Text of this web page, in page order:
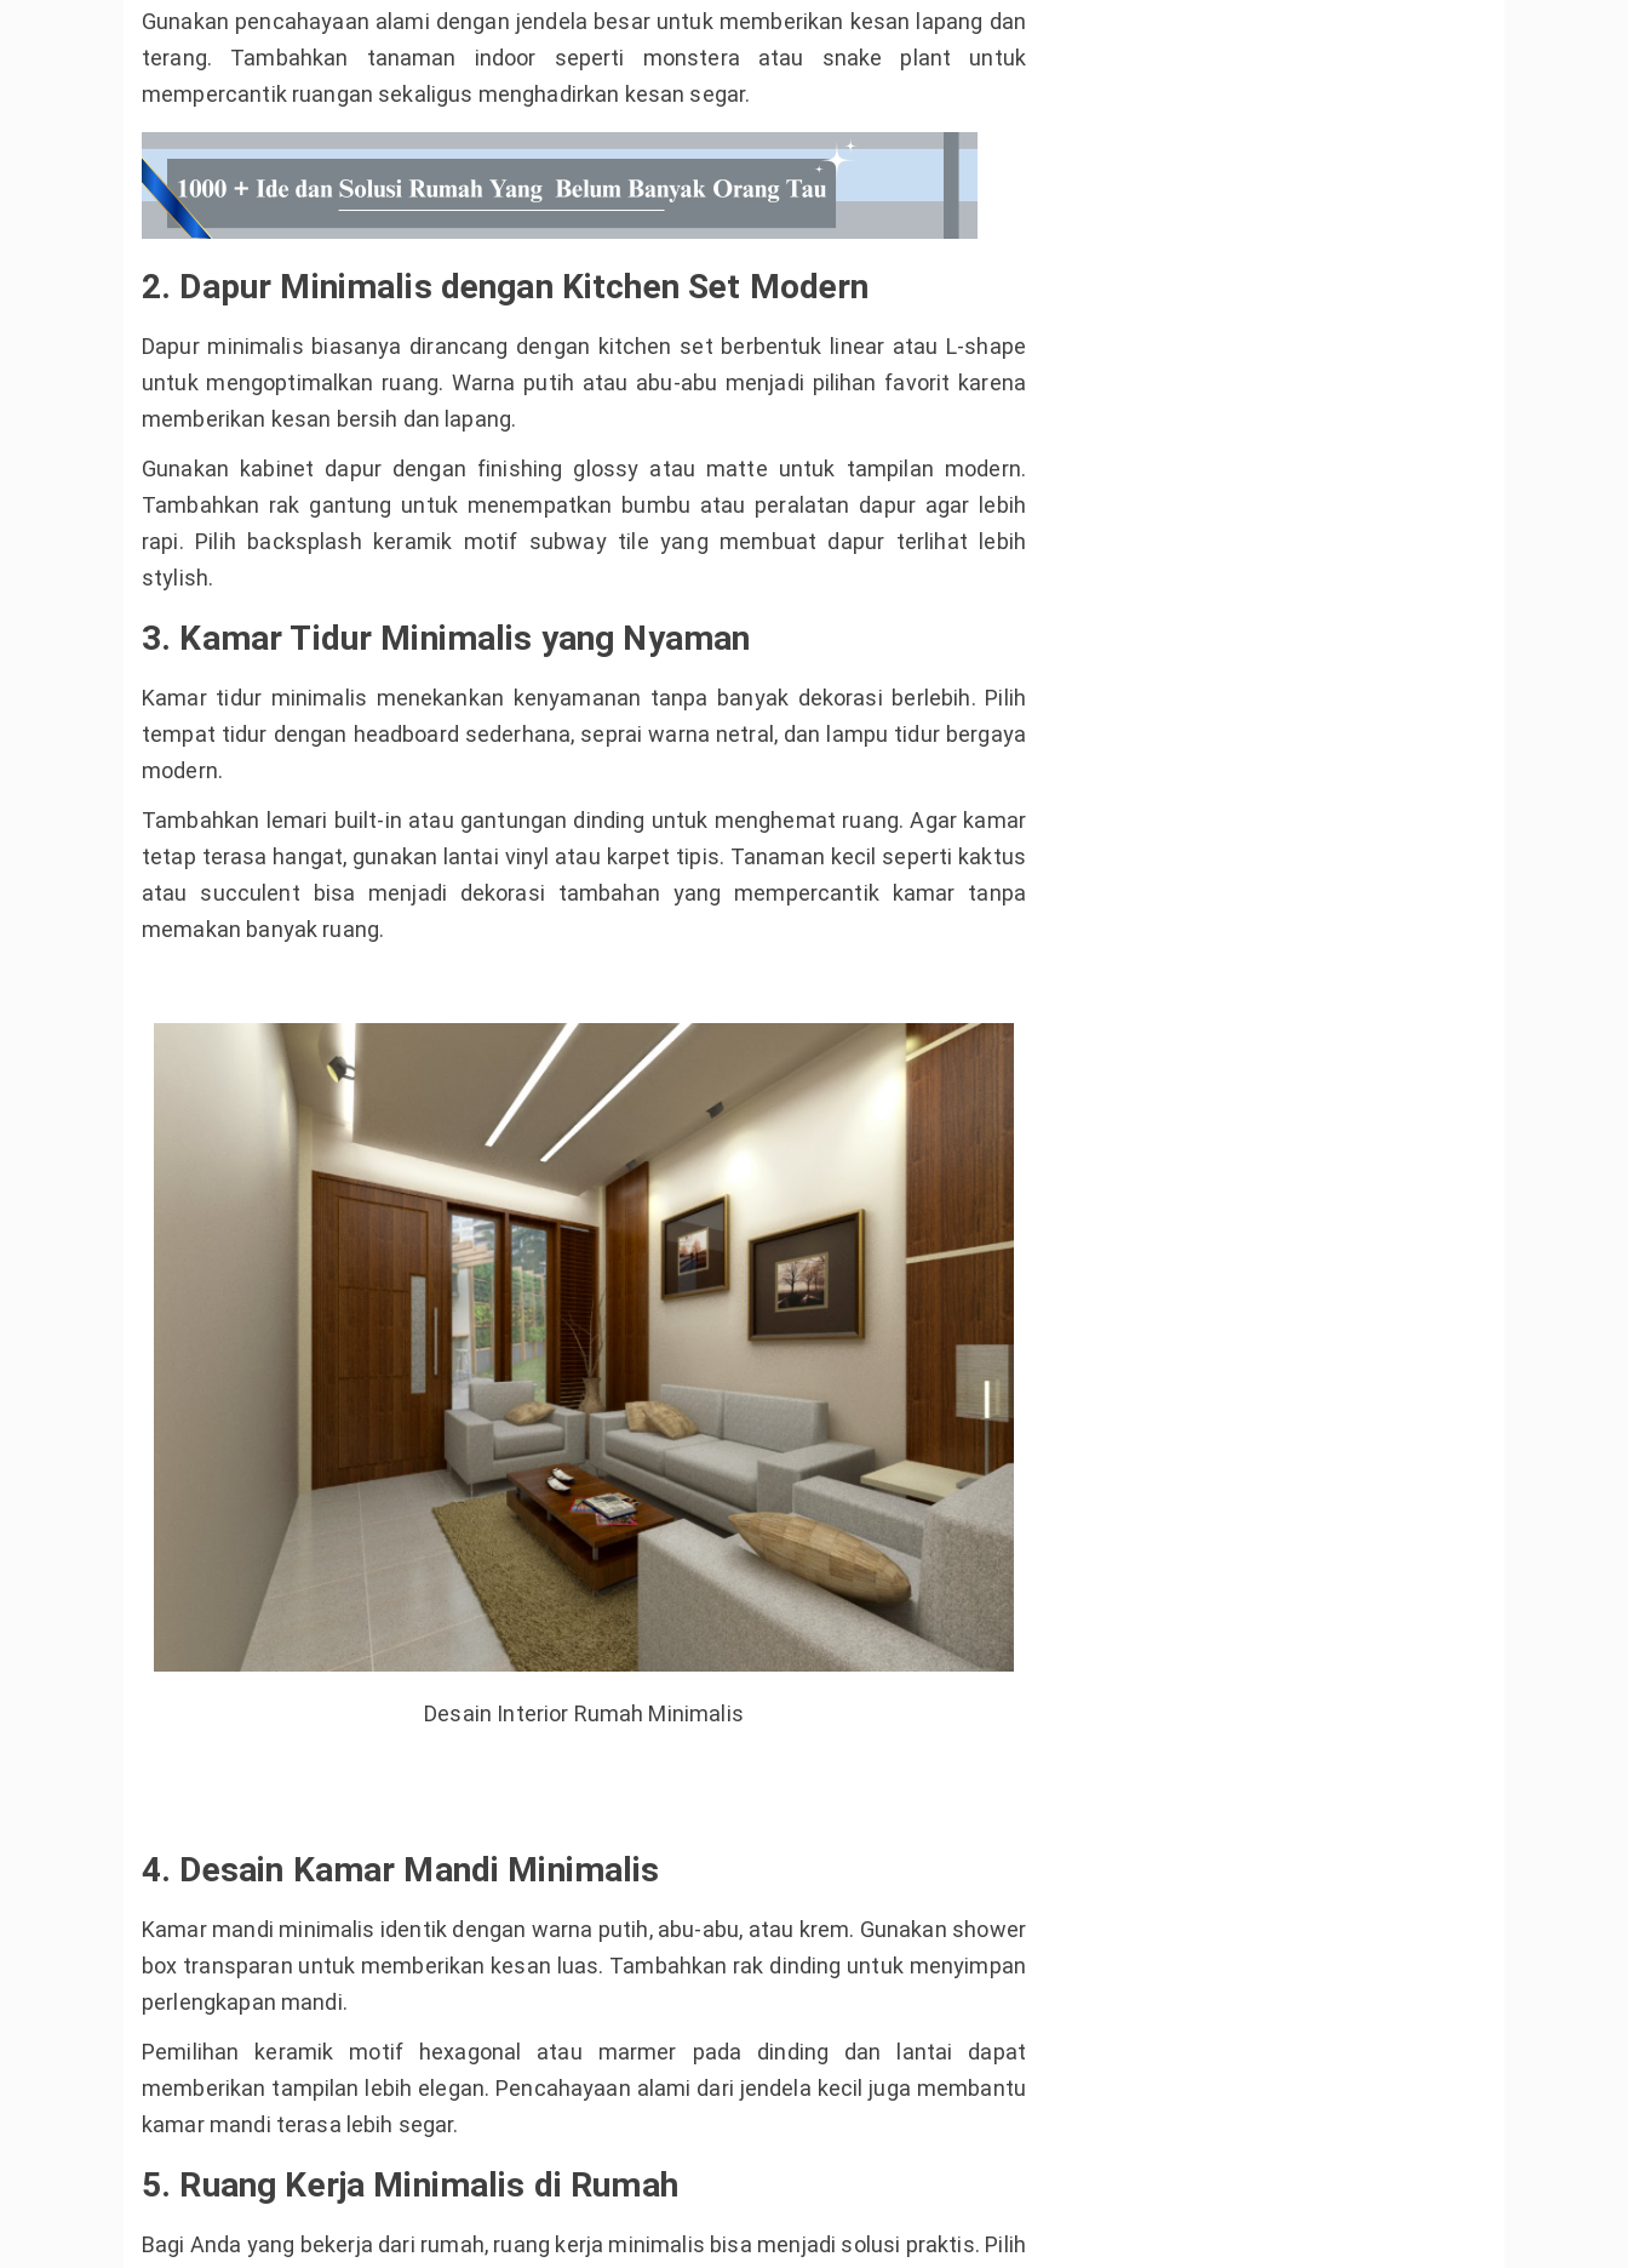
Gunakan pencahayaan alami dengan jendela besar untuk memberikan kesan lapang dan
terang. Tambahkan tanaman indoor seperti monstera atau snake plant untuk
mempercantik ruangan sekaligus menghadirkan kesan segar.
2. Dapur Minimalis dengan Kitchen Set Modern
Dapur minimalis biasanya dirancang dengan kitchen set berbentuk linear atau L-shape
untuk mengoptimalkan ruang. Warna putih atau abu-abu menjadi pilihan favorit karena
memberikan kesan bersih dan lapang.
Gunakan kabinet dapur dengan finishing glossy atau matte untuk tampilan modern.
Tambahkan rak gantung untuk menempatkan bumbu atau peralatan dapur agar lebih
rapi. Pilih backsplash keramik motif subway tile yang membuat dapur terlihat lebih
stylish.
3. Kamar Tidur Minimalis yang Nyaman
Kamar tidur minimalis menekankan kenyamanan tanpa banyak dekorasi berlebih. Pilih
tempat tidur dengan headboard sederhana, seprai warna netral, dan lampu tidur bergaya
modern.
Tambahkan lemari built-in atau gantungan dinding untuk menghemat ruang. Agar kamar
tetap terasa hangat, gunakan lantai vinyl atau karpet tipis. Tanaman kecil seperti kaktus
atau succulent bisa menjadi dekorasi tambahan yang mempercantik kamar tanpa
memakan banyak ruang.
Desain Interior Rumah Minimalis
4. Desain Kamar Mandi Minimalis
Kamar mandi minimalis identik dengan warna putih, abu-abu, atau krem. Gunakan shower
box transparan untuk memberikan kesan luas. Tambahkan rak dinding untuk menyimpan
perlengkapan mandi.
Pemilihan keramik motif hexagonal atau marmer pada dinding dan lantai dapat
memberikan tampilan lebih elegan. Pencahayaan alami dari jendela kecil juga membantu
kamar mandi terasa lebih segar.
5. Ruang Kerja Minimalis di Rumah
Bagi Anda yang bekerja dari rumah, ruang kerja minimalis bisa menjadi solusi praktis. Pilih